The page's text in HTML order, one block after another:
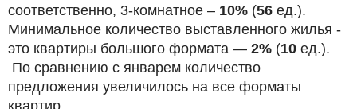
соответственно, 3-комнатное – 10% (56 ед.).
Минимальное количество выставленного жилья -
это квартиры большого формата — 2% (10 ед.).
По сравнению с январем количество
предложения увеличилось на все форматы
квартир.